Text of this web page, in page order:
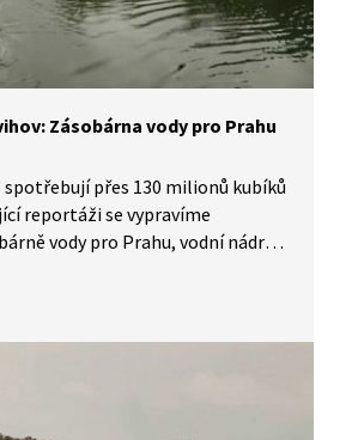
Zásobárna vody pro Prahu
spotřebují přes 130 milionů kubíků
reportáži se vypravíme
vody pro Prahu, vodní nádrži
se pitná voda upravuje.